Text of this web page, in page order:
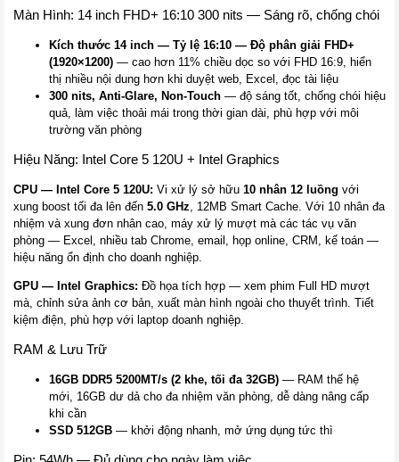
Màn Hình: 14 inch FHD+ 16:10 300 nits — Sáng rõ, chống chói
Kích thước 14 inch — Tỷ lệ 16:10 — Độ phân giải FHD+
(1920×1200) — cao hơn 11% chiều dọc so với FHD 16:9, hiển
thị nhiều nội dung hơn khi duyệt web, Excel, đọc tài liệu
300 nits, Anti-Glare, Non-Touch — độ sáng tốt, chống chói hiệu
quả, làm việc thoải mái trong thời gian dài, phù hợp với môi
trường văn phòng
Hiệu Năng: Intel Core 5 120U + Intel Graphics
CPU — Intel Core 5 120U: Vi xử lý sở hữu 10 nhân 12 luồng với
xung boost tối đa lên đến 5.0 GHz , 12MB Smart Cache. Với 10 nhân đa
nhiệm và xung đơn nhân cao, máy xử lý mượt mà các tác vụ văn
phòng — Excel, nhiều tab Chrome, email, họp online, CRM, kế toán —
hiệu năng ổn định cho doanh nghiệp.
GPU — Intel Graphics: Đồ họa tích hợp — xem phim Full HD mượt
mà, chỉnh sửa ảnh cơ bản, xuất màn hình ngoài cho thuyết trình. Tiết
kiệm điện, phù hợp với laptop doanh nghiệp.
RAM & Lưu Trữ
16GB DDR5 5200MT/s (2 khe, tối đa 32GB) — RAM thế hệ
mới, 16GB dư dả cho đa nhiệm văn phòng, dễ dàng nâng cấp
khi cần
SSD 512GB — khởi động nhanh, mở ứng dụng tức thì